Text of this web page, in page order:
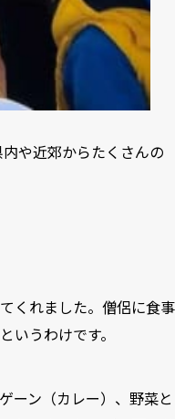
や近郊からたくさんの
くれました。僧侶に食事
いうわけです。
ーン（カレー）、野菜と